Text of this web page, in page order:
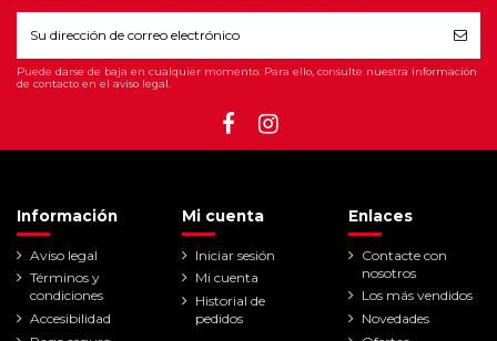
Puede darse de baja en cualquier momento. Para ello, consulte nuestra información
de contacto en el aviso legal.
Información
Aviso legal
Términos y
condiciones
Accesibilidad
Mi cuenta
Iniciar sesión
Mi cuenta
Historial de
pedidos
Enlaces
Contacte con
nosotros
Los más vendidos
Novedades